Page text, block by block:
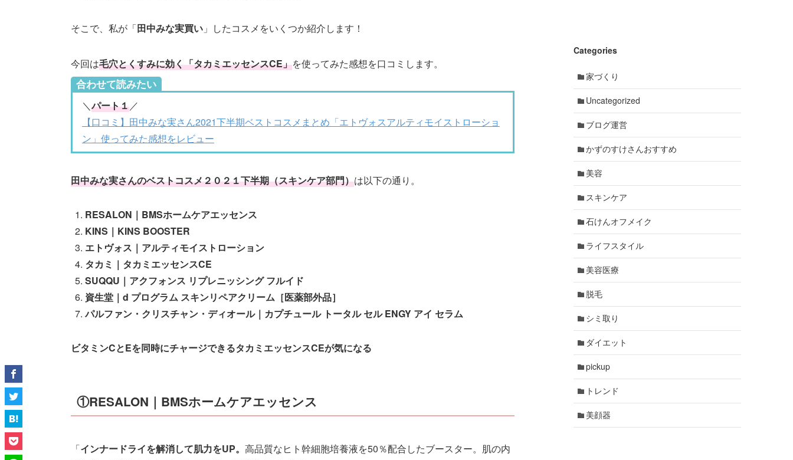
そこで、私が「田中みな実買い 」したコスメをいくつか紹介します！
今回は毛穴とくすみに効く「タカミエッセンスCE」を使ってみた感想を口コミします。
合わせて読みたい
＼パート１／
【口コミ】田中みな実さん2021下半期ベストコスメまとめ「エトヴォスアルティモイストローショ
ン」使ってみた感想をレビュー
田中みな実さんのベストコスメ２０２１下半期（スキンケア部門）は以下の通り。
RESALON｜BMSホームケアエッセンス
KINS｜KINS BOOSTER
エトヴォス｜アルティモイストローション
タカミ｜タカミエッセンスCE
SUQQU｜アクフォンス リプレニッシング フルイド
資生堂｜d プログラム スキンリペアクリーム［医薬部外品］
パルファン・クリスチャン・ディオール｜カプチュール トータル セル ENGY アイ セラム
ビタミンCとEを同時にチャージできるタカミエッセンスCEが気になる
①RESALON｜BMSホームケアエッセンス
「インナードライを解消して肌力をUP。 高品質なヒト幹細胞培養液を50％配合したブースター。肌の内
Categories
家づくり
Uncategorized
ブログ運営
かずのすけさんおすすめ
美容
スキンケア
石けんオフメイク
ライフスタイル
美容医療
脱毛
シミ取り
ダイエット
pickup
トレンド
美顔器